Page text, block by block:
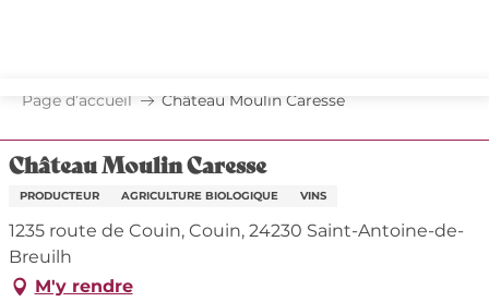
principal
Page d’accueil Château Moulin Caresse
Château Moulin Caresse
PRODUCTEUR AGRICULTURE BIOLOGIQUE VINS
1235 route de Couin, Couin, 24230 Saint-Antoine-de-
Breuilh
M'y rendre